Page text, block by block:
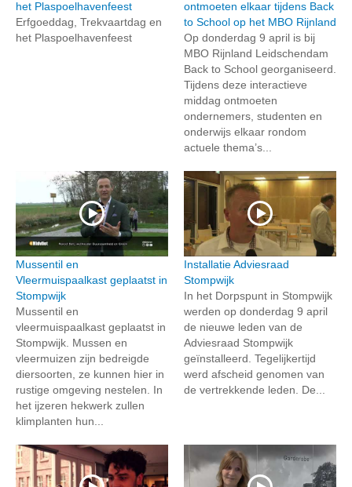
het Plaspoelhavenfeest
Erfgoeddag, Trekvaartdag en
het Plaspoelhavenfeest
ontmoeten elkaar tijdens Back
to School op het MBO Rijnland
Op donderdag 9 april is bij
MBO Rijnland Leidschendam
Back to School georganiseerd.
Tijdens deze interactieve
middag ontmoeten
ondernemers, studenten en
onderwijs elkaar rondom
actuele thema’s...
Mussentil en
Vleermuispaalkast geplaatst in
Stompwijk
Mussentil en
vleermuispaalkast geplaatst in
Stompwijk. Mussen en
vleermuizen zijn bedreigde
diersoorten, ze kunnen hier in
rustige omgeving nestelen. In
het ijzeren hekwerk zullen
klimplanten hun...
Installatie Adviesraad
Stompwijk
In het Dorpspunt in Stompwijk
werden op donderdag 9 april
de nieuwe leden van de
Adviesraad Stompwijk
geïnstalleerd. Tegelijkertijd
werd afscheid genomen van
de vertrekkende leden. De...